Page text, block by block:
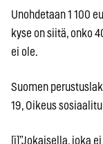
Unohdetaan 1 100
kyse on siitä, onko
ei ole.
Suomen
19, Oikeus
[i]”Jokaisella, joka